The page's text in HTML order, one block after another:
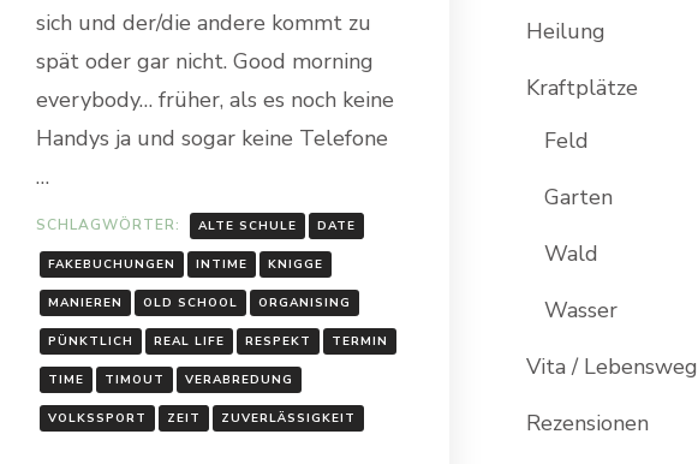
sich und der/die andere kommt zu
spät oder gar nicht. Good morning
everybody… früher, als es noch keine
Handys ja und sogar keine Telefone
…
SCHLAGWÖRTER: ALTE SCHULE DATE
FAKEBUCHUNGEN INTIME KNIGGE
MANIEREN OLD SCHOOL ORGANISING
PÜNKTLICH REAL LIFE RESPEKT TERMIN
TIME TIMOUT VERABREDUNG
VOLKSSPORT ZEIT ZUVERLÄSSIGKEIT
Heilung
Kraftplätze
Feld
Garten
Wald
Wasser
Vita / Lebensweg
Rezensionen